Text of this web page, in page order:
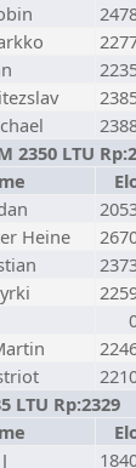
LTU
Heine
LTU Rp:2329